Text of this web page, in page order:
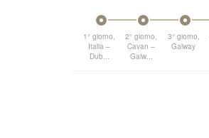
1° giorno,
Italia –
Dub...
2° giorno,
Cavan –
Galw...
3° giorno,
Galway